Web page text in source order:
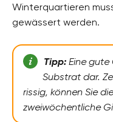
Winterquartieren
gewässert werden.
Tipp:Eine gute
Substrat dar.
rissig, können Sie
zweiwöchentliche